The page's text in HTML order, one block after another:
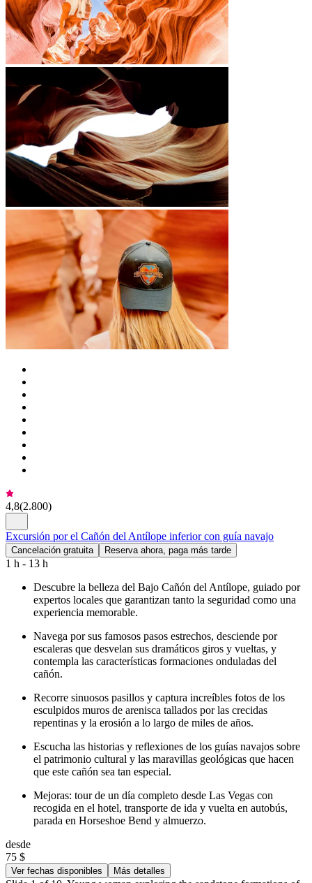
4,8(2.800)
Excursión por el Cañón del Antílope inferior con guía navajo
Cancelación gratuita Reserva ahora, paga más tarde
1 h - 13 h
Descubre la belleza del Bajo Cañón del Antílope, guiado por
expertos locales que garantizan tanto la seguridad como una
experiencia memorable.
Navega por sus famosos pasos estrechos, desciende por
escaleras que desvelan sus dramáticos giros y vueltas, y
contempla las características formaciones onduladas del
cañón.
Recorre sinuosos pasillos y captura increíbles fotos de los
esculpidos muros de arenisca tallados por las crecidas
repentinas y la erosión a lo largo de miles de años.
Escucha las historias y reflexiones de los guías navajos sobre
el patrimonio cultural y las maravillas geológicas que hacen
que este cañón sea tan especial.
Mejoras: tour de un día completo desde Las Vegas con
recogida en el hotel, transporte de ida y vuelta en autobús,
parada en Horseshoe Bend y almuerzo.
desde
75 $
Ver fechas disponibles Más detalles